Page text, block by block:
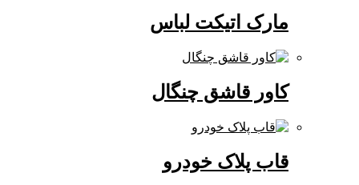
مارک اتیکت لباس
کاور قاشق چنگال
قاب پلاک خودرو